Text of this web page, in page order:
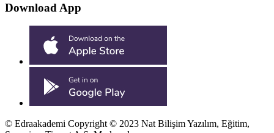
Download App
© Edraakademi Copyright © 2023 Nat Bilişim Yazılım, Eğitim,